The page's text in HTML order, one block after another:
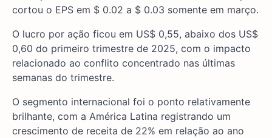
cortou o EPS em $ 0.02 a $ 0.03 somente em março.
O lucro por ação ficou em US$ 0,55, abaixo dos US$
0,60 do primeiro trimestre de 2025, com o impacto
relacionado ao conflito concentrado nas últimas
semanas do trimestre.
O segmento internacional foi o ponto relativamente
brilhante, com a América Latina registrando um
crescimento de receita de 22% em relação ao ano